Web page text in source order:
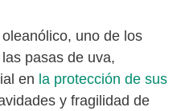
uno de los
pasas de uva,
en la protección de sus
y fragilidad de